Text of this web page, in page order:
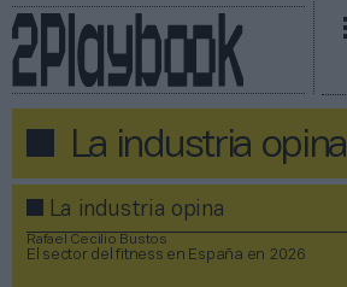
La industria opina
La industria opina
Rafael Cecilio Bustos
El sector del fitness en España en 2026